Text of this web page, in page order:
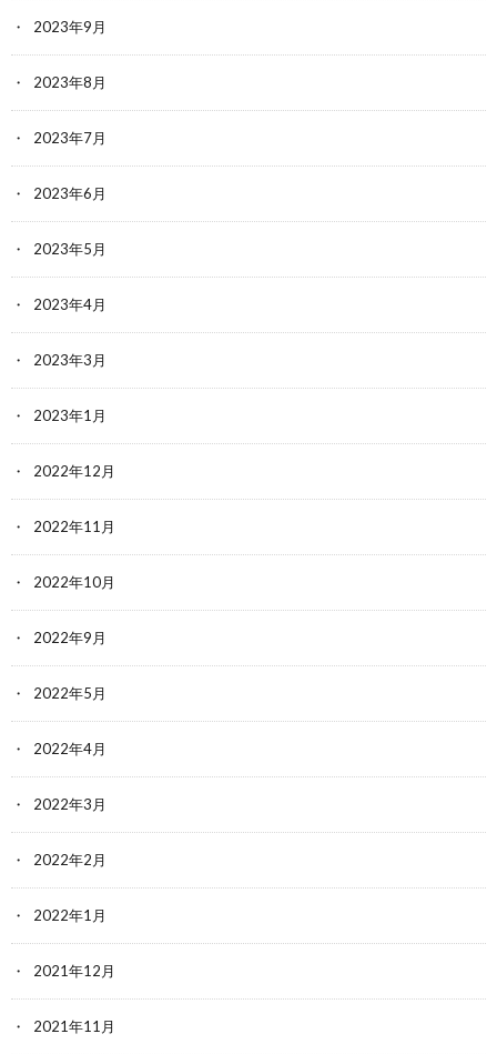
2023年9月
2023年8月
2023年7月
2023年6月
2023年5月
2023年4月
2023年3月
2023年1月
2022年12月
2022年11月
2022年10月
2022年9月
2022年5月
2022年4月
2022年3月
2022年2月
2022年1月
2021年12月
2021年11月